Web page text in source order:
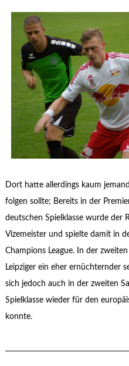
Dort hatte allerdings kaum
folgen sollte; Bereits in der
deutschen Spielklasse wurde der
Vizemeister und spielte damit in
Champions League. In der
Leipziger ein eher ernüchternder
sich jedoch auch in der zweiten
Spielklasse wieder für den
konnte.